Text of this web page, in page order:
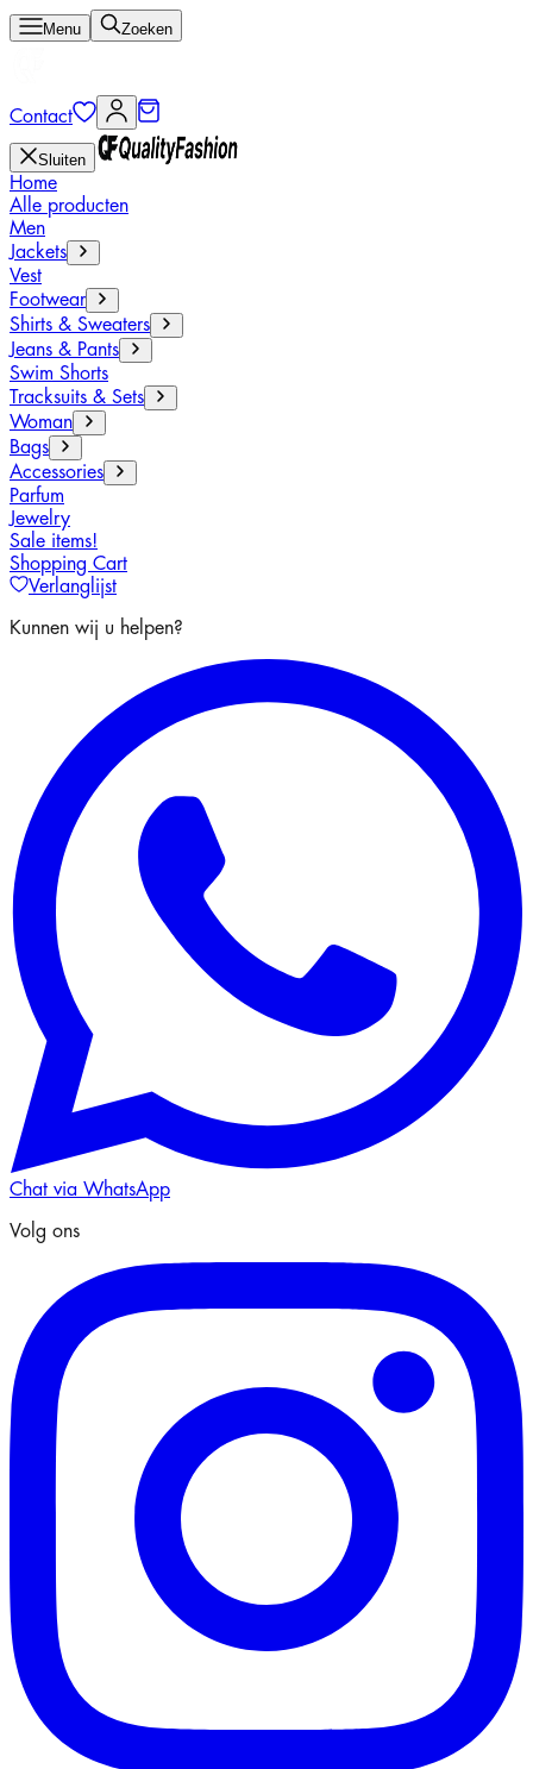
Menu Zoeken
Contact
Sluiten
Home
Alle producten
Men
Jackets
Vest
Footwear
Shirts & Sweaters
Jeans & Pants
Swim Shorts
Tracksuits & Sets
Woman
Bags
Accessories
Parfum
Jewelry
Sale items!
Shopping Cart
Verlanglijst
Kunnen wij u helpen?
Chat via WhatsApp
Volg ons